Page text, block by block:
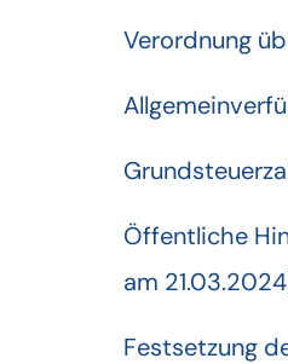
Verordnung
Öffentliche
am
Festsetzung